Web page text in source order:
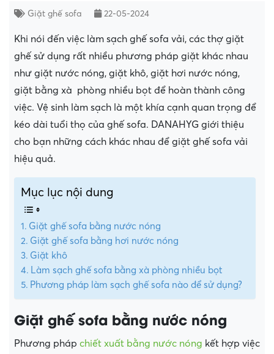
Giặt ghế sofa 22-05-2024
Khi nói đến việc làm sạch ghế sofa vải, các thợ giặt
ghế sử dụng rất nhiều phương pháp giặt khác nhau
như giặt nước nóng, giặt khô, giặt hơi nước nóng,
giặt bằng xà phòng nhiều bọt để hoàn thành công
việc. Vệ sinh làm sạch là một khía cạnh quan trọng để
kéo dài tuổi thọ của ghế sofa. DANAHYG giới thiệu
cho bạn những cách khác nhau để giặt ghế sofa vải
hiệu quả.
Mục lục nội dung
Giặt ghế sofa bằng nước nóng
Giặt ghế sofa bằng hơi nước nóng
Giặt khô
Làm sạch ghế sofa bằng xà phòng nhiều bọt
Phương pháp làm sạch ghế sofa nào để sử dụng?
Giặt ghế sofa bằng nước nóng
Phương pháp chiết xuất bằng nước nóng kết hợp việc